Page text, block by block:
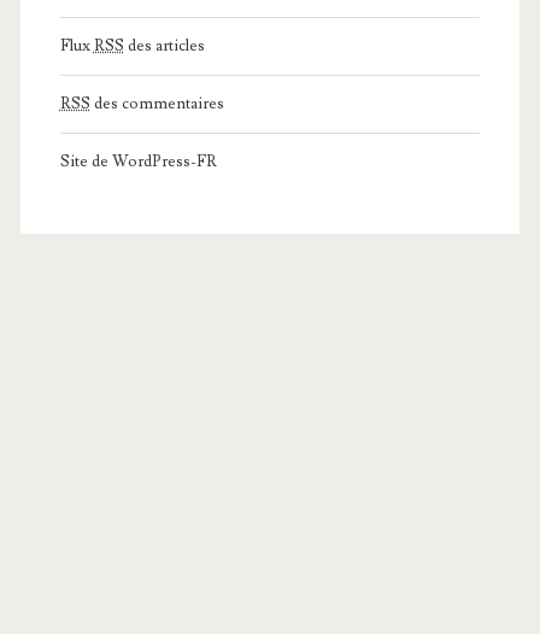
FluxRSS des articles
RSS des commentaires
Site de WordPress-FR